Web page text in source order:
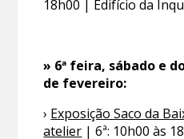
18h00 | Edifício da
» 6ª feira, sábado e
de fevereiro:
› Exposição Saco da
atelier | 6ª: 10h00 às